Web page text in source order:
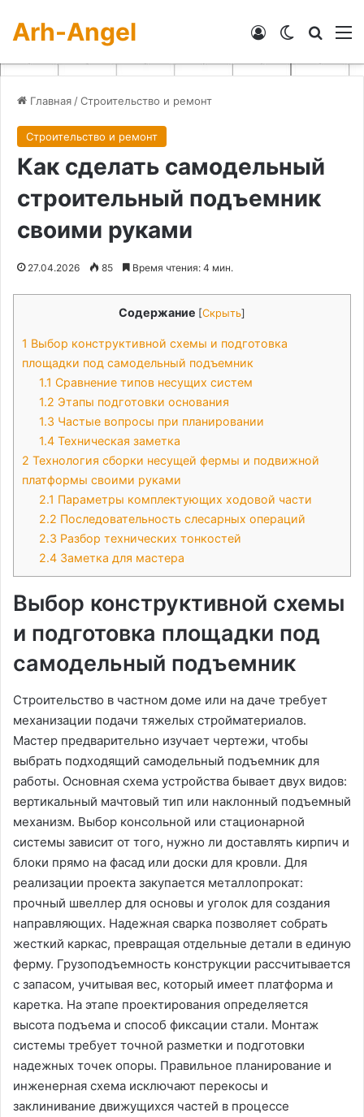
Arh-Angel Switch skin
Войти
Главная /Строительство и ремонт
Строительство и ремонт
Как сделать самодельный
строительный подъемник
своими руками
27.04.2026 85 Время чтения: 4 мин.
Содержание [Скрыть]
1 Выбор конструктивной схемы и подготовка
площадки под самодельный подъемник
1.1 Сравнение типов несущих систем
1.2 Этапы подготовки основания
1.3 Частые вопросы при планировании
1.4 Техническая заметка
2 Технология сборки несущей фермы и подвижной
платформы своими руками
2.1 Параметры комплектующих ходовой части
2.2 Последовательность слесарных операций
2.3 Разбор технических тонкостей
2.4 Заметка для мастера
Выбор конструктивной схемы
и подготовка площадки под
самодельный подъемник
Строительство в частном доме или на даче требует
механизации подачи тяжелых стройматериалов.
Мастер предварительно изучает чертежи, чтобы
выбрать подходящий самодельный подъемник для
работы. Основная схема устройства бывает двух видов:
вертикальный мачтовый тип или наклонный подъемный
механизм. Выбор консольной или стационарной
системы зависит от того, нужно ли доставлять кирпич и
блоки прямо на фасад или доски для кровли. Для
реализации проекта закупается металлопрокат:
прочный швеллер для основы и уголок для создания
направляющих. Надежная сварка позволяет собрать
жесткий каркас, превращая отдельные детали в единую
ферму. Грузоподъемность конструкции рассчитывается
с запасом, учитывая вес, который имеет платформа и
каретка. На этапе проектирования определяется
высота подъема и способ фиксации стали. Монтаж
системы требует точной разметки и подготовки
надежных точек опоры. Правильное планирование и
инженерная схема исключают перекосы и
заклинивание движущихся частей в процессе